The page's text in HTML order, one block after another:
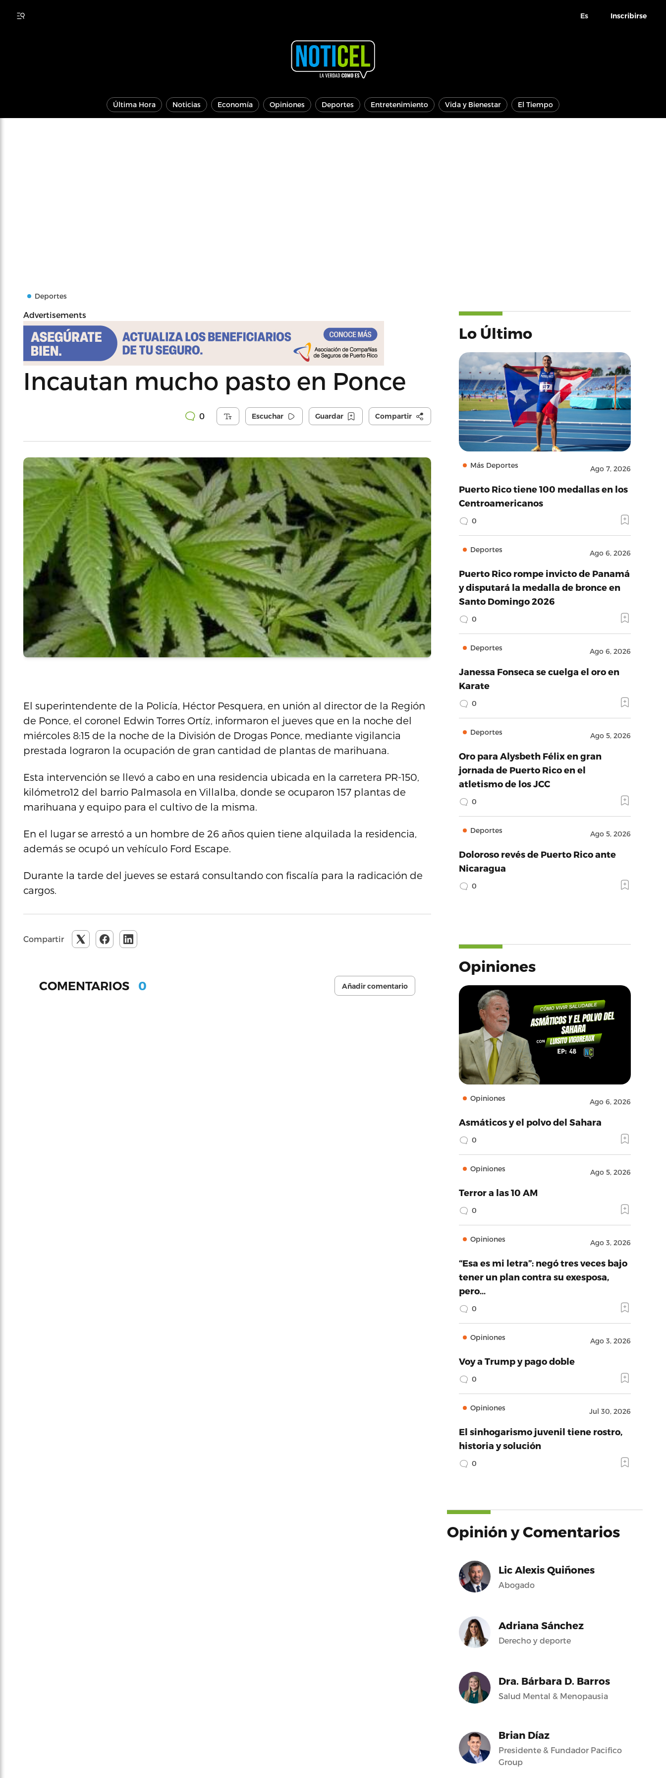
Es Inscribirse
Última Hora Noticias Economía Opiniones Deportes Entretenimiento Vida y Bienestar El Tiempo
Deportes
Advertisements
Incautan mucho pasto en Ponce
0 Escuchar Guardar Compartir
El superintendente de la Policía, Héctor Pesquera, en unión al director de la Región
de Ponce, el coronel Edwin Torres Ortíz, informaron el jueves que en la noche del
miércoles 8:15 de la noche de la División de Drogas Ponce, mediante vigilancia
prestada lograron la ocupación de gran cantidad de plantas de marihuana.
Esta intervención se llevó a cabo en una residencia ubicada en la carretera PR-150,
kilómetro12 del barrio Palmasola en Villalba, donde se ocuparon 157 plantas de
marihuana y equipo para el cultivo de la misma.
En el lugar se arrestó a un hombre de 26 años quien tiene alquilada la residencia,
además se ocupó un vehículo Ford Escape.
Durante la tarde del jueves se estará consultando con fiscalía para la radicación de
cargos.
Compartir
COMENTARIOS 0 Añadir comentario
Lo Último
Más Deportes Ago 7, 2026
Puerto Rico tiene 100 medallas en los
Centroamericanos
0
Deportes Ago 6, 2026
Puerto Rico rompe invicto de Panamá
y disputará la medalla de bronce en
Santo Domingo 2026
0
Deportes Ago 6, 2026
Janessa Fonseca se cuelga el oro en
Karate
0
Deportes Ago 5, 2026
Oro para Alysbeth Félix en gran
jornada de Puerto Rico en el
atletismo de los JCC
0
Deportes Ago 5, 2026
Doloroso revés de Puerto Rico ante
Nicaragua
0
Opiniones
Opiniones Ago 6, 2026
Asmáticos y el polvo del Sahara
0
Opiniones Ago 5, 2026
Terror a las 10 AM
0
Opiniones Ago 3, 2026
“Esa es mi letra”: negó tres veces bajo
tener un plan contra su exesposa,
pero…
0
Opiniones Ago 3, 2026
Voy a Trump y pago doble
0
Opiniones Jul 30, 2026
El sinhogarismo juvenil tiene rostro,
historia y solución
0
Opinión y Comentarios
Lic Alexis Quiñones
Abogado
Adriana Sánchez
Derecho y deporte
Dra. Bárbara D. Barros
Salud Mental & Menopausia
Brian Díaz
Presidente & Fundador Pacifico
Group